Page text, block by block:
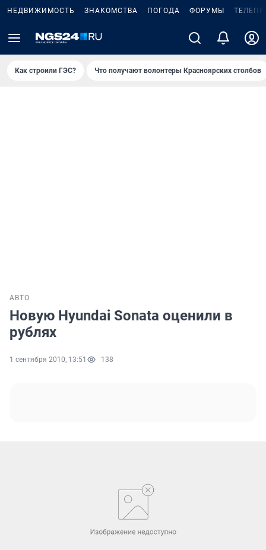
НЕДВИЖИМОСТЬ ЗНАКОМСТВА ПОГОДА ФОРУМЫ
Как строили ГЭС? Что получают волонтеры Красноярских столбов
АВТО
Новую Hyundai Sonata оценили в
рублях
1 сентября 2010, 13:51 138